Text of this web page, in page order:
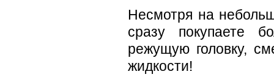
Несмотря на
сразу покупаете
режущую головку,
жидкости!